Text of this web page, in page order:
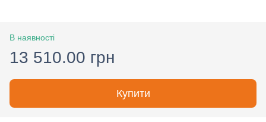
В наявності
13 510.00 грн
Купити